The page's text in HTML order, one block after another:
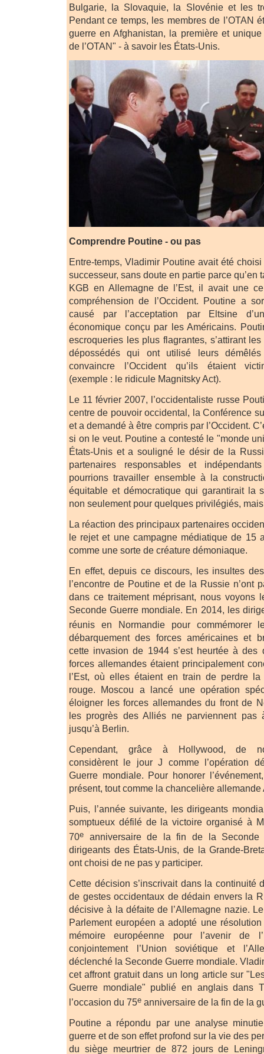
Bulgarie, la Slovaquie, la Slovénie et les
Pendant ce temps, les membres de l’OTAN
guerre en Afghanistan, la première et unique
de l’OTAN" - à savoir les États-Unis.
Comprendre Poutine - ou pas
Entre-temps, Vladimir Poutine avait été
successeur, sans doute en partie parce qu’en
KGB en Allemagne de l’Est, il avait une
compréhension de l’Occident. Poutine a
causé par l’acceptation par Eltsine
économique conçu par les Américains.
escroqueries les plus flagrantes, s’attirant
dépossédés qui ont utilisé leurs
convaincre l’Occident qu’ils étaient
(exemple : le ridicule Magnitsky Act).
Le 11 février 2007, l’occidentaliste russe
centre de pouvoir occidental, la Conférence
et a demandé à être compris par l’Occident.
si on le veut. Poutine a contesté le "monde
États-Unis et a souligné le désir de la
partenaires responsables et
pourrions travailler ensemble à la
équitable et démocratique qui garantirait la
non seulement pour quelques privilégiés,
La réaction des principaux partenaires
le rejet et une campagne médiatique de 15
comme une sorte de créature démoniaque.
En effet, depuis ce discours, les insultes
l’encontre de Poutine et de la Russie n’ont
dans ce traitement méprisant, nous voyons
Seconde Guerre mondiale. En 2014, les
réunis en Normandie pour commémorer
débarquement des forces américaines et
cette invasion de 1944 s’est heurtée à des
forces allemandes étaient principalement
l’Est, où elles étaient en train de perdre la
rouge. Moscou a lancé une opération
éloigner les forces allemandes du front de
les progrès des Alliés ne parviennent pas
jusqu’à Berlin.
Cependant, grâce à Hollywood, de
considèrent le jour J comme l’opération
Guerre mondiale. Pour honorer
présent, tout comme la chancelière
Puis, l’année suivante, les dirigeants
somptueux défilé de la victoire organisé à
70e anniversaire de la fin de la Seconde
dirigeants des États-Unis, de la Grande-
ont choisi de ne pas y participer.
Cette décision s’inscrivait dans la continuité
de gestes occidentaux de dédain envers la
décisive à la défaite de l’Allemagne nazie.
Parlement européen a adopté une
mémoire européenne pour l’avenir de
conjointement l’Union soviétique et
déclenché la Seconde Guerre mondiale.
cet affront gratuit dans un long article sur
Guerre mondiale" publié en anglais dans
l’occasion du 75e anniversaire de la fin de la
Poutine a répondu par une analyse
guerre et de son effet profond sur la vie des
du siège meurtrier de 872 jours de